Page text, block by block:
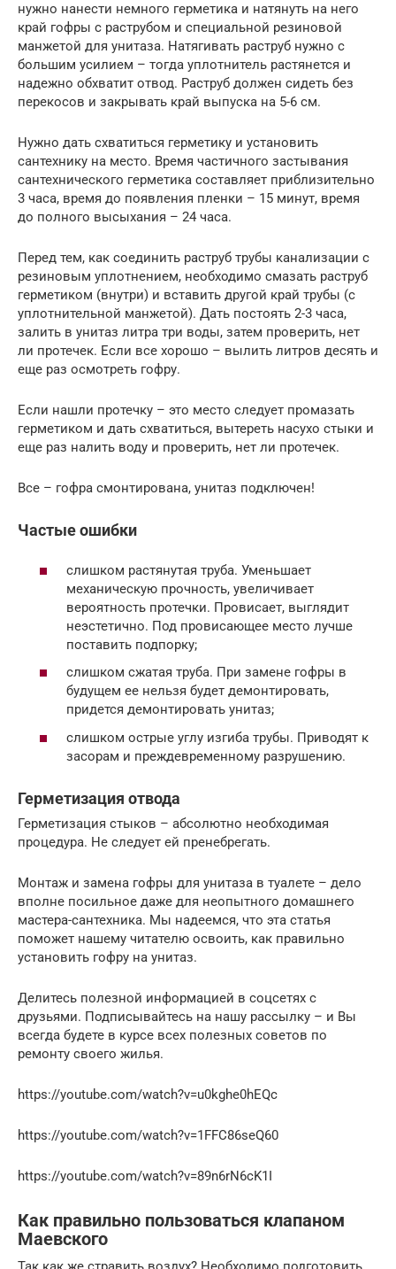
нужно нанести немного герметика и натянуть на него
край гофры с раструбом и специальной резиновой
манжетой для унитаза. Натягивать раструб нужно с
большим усилием – тогда уплотнитель растянется и
надежно обхватит отвод. Раструб должен сидеть без
перекосов и закрывать край выпуска на 5-6 см.
Нужно дать схватиться герметику и установить
сантехнику на место. Время частичного застывания
сантехнического герметика составляет приблизительно
3 часа, время до появления пленки – 15 минут, время
до полного высыхания – 24 часа.
Перед тем, как соединить раструб трубы канализации с
резиновым уплотнением, необходимо смазать раструб
герметиком (внутри) и вставить другой край трубы (с
уплотнительной манжетой). Дать постоять 2-3 часа,
залить в унитаз литра три воды, затем проверить, нет
ли протечек. Если все хорошо – вылить литров десять и
еще раз осмотреть гофру.
Если нашли протечку – это место следует промазать
герметиком и дать схватиться, вытереть насухо стыки и
еще раз налить воду и проверить, нет ли протечек.
Все – гофра смонтирована, унитаз подключен!
Частые ошибки
слишком растянутая труба. Уменьшает
механическую прочность, увеличивает
вероятность протечки. Провисает, выглядит
неэстетично. Под провисающее место лучше
поставить подпорку;
слишком сжатая труба. При замене гофры в
будущем ее нельзя будет демонтировать,
придется демонтировать унитаз;
слишком острые углу изгиба трубы. Приводят к
засорам и преждевременному разрушению.
Герметизация отвода
Герметизация стыков – абсолютно необходимая
процедура. Не следует ей пренебрегать.
Монтаж и замена гофры для унитаза в туалете – дело
вполне посильное даже для неопытного домашнего
мастера-сантехника. Мы надеемся, что эта статья
поможет нашему читателю освоить, как правильно
установить гофру на унитаз.
Делитесь полезной информацией в соцсетях с
друзьями. Подписывайтесь на нашу рассылку – и Вы
всегда будете в курсе всех полезных советов по
ремонту своего жилья.
https://youtube.com/watch?v=u0kghe0hEQc
https://youtube.com/watch?v=1FFC86seQ60
https://youtube.com/watch?v=89n6rN6cK1I
Как правильно пользоваться клапаном
Маевского